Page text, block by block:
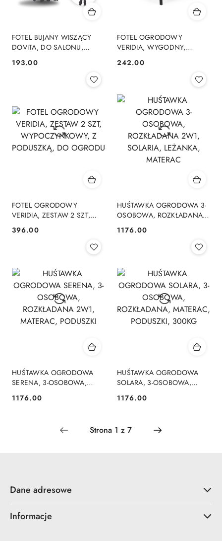
FOTEL BUJANY WISZĄCY
DOVITA, DO SALONU,
SKANDYNAWSKI, BEŻOWY
Cena:
193.00
FOTEL OGRODOWY
VERIDIA, WYGODNY,
TARAS, OGRÓD, Z
Cena:
242.00
FOTEL OGRODOWY
VERIDIA, ZESTAW 2 SZT,
PODUSZKĄ, DO OGRODU
Cena:
396.00
HUŚTAWKA OGRODOWA 3-
OSOBOWA, ROZKŁADANA
MATERAC
Cena:
1176.00
HUŚTAWKA OGRODOWA
SERENA, 3-OSOBOWA,
MATERAC, PODUSZKI
Cena:
1176.00
HUŚTAWKA OGRODOWA
SOLARA, 3-OSOBOWA,
PODUSZKI, 300KG
Cena:
1176.00
Dane adresowe
Informacje